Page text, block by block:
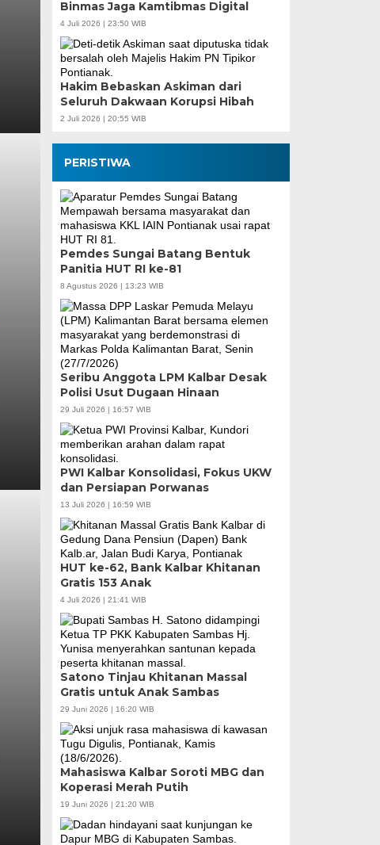
Binmas Jaga Kamtibmas Digital
4 Juli 2026 | 23:50 WIB
Hakim Bebaskan Askiman dari
Seluruh Dakwaan Korupsi Hibah
2 Juli 2026 | 20:55 WIB
PERISTIWA
Pemdes Sungai Batang Bentuk
Panitia HUT RI ke-81
8 Agustus 2026 | 13:23 WIB
Seribu Anggota LPM Kalbar Desak
Polisi Usut Dugaan Hinaan
29 Juli 2026 | 16:57 WIB
PWI Kalbar Konsolidasi, Fokus UKW
dan Persiapan Porwanas
13 Juli 2026 | 16:59 WIB
HUT ke-62, Bank Kalbar Khitanan
Gratis 153 Anak
4 Juli 2026 | 21:41 WIB
Satono Tinjau Khitanan Massal
Gratis untuk Anak Sambas
29 Juni 2026 | 16:20 WIB
Mahasiswa Kalbar Soroti MBG dan
Koperasi Merah Putih
19 Juni 2026 | 21:20 WIB